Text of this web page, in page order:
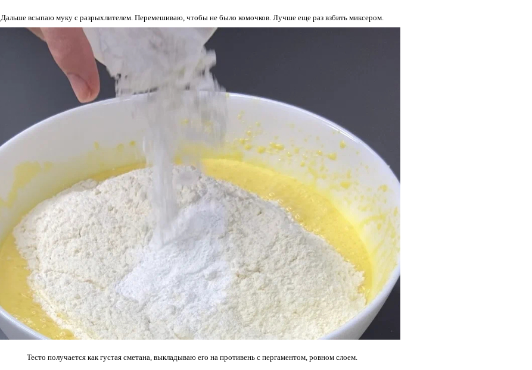
Дальше всыпаю муку с разрыхлителем. Перемешиваю, чтобы не было комочков. Лучше еще раз взбить миксером.
Тесто получается как густая сметана, выкладываю его на противень с пергаментом, ровном слоем.